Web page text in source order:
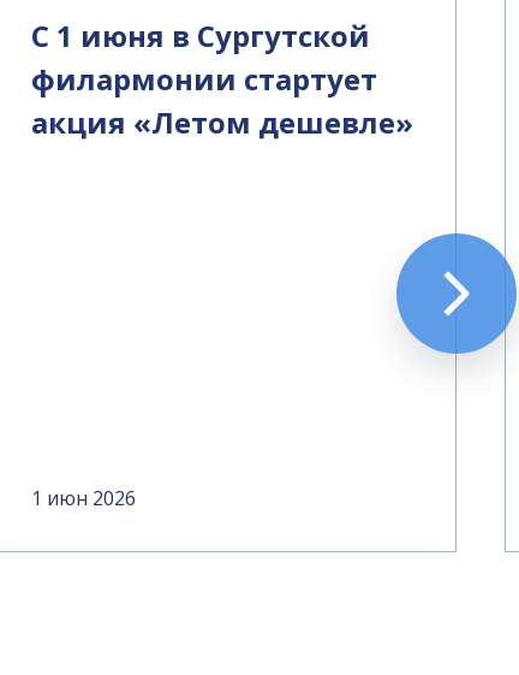
С 1 июня в Сургутской
филармонии стартует
акция «Летом дешевле»
1 июн 2026